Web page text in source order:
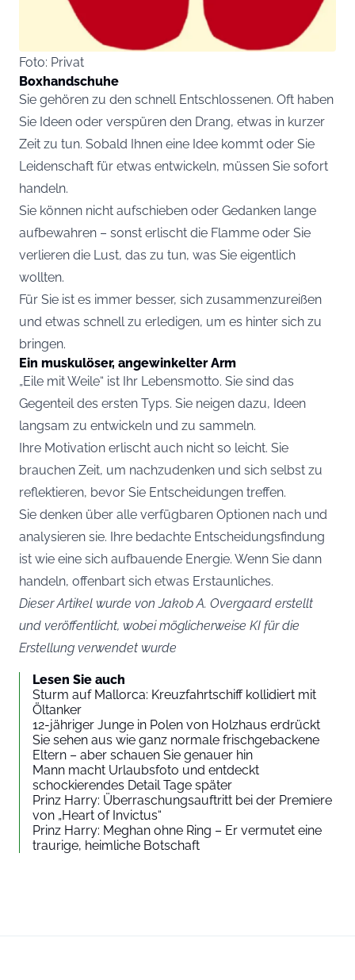
Foto: Privat
Boxhandschuhe
Sie gehören zu den schnell Entschlossenen. Oft haben
Sie Ideen oder verspüren den Drang, etwas in kurzer
Zeit zu tun. Sobald Ihnen eine Idee kommt oder Sie
Leidenschaft für etwas entwickeln, müssen Sie sofort
handeln.
Sie können nicht aufschieben oder Gedanken lange
aufbewahren – sonst erlischt die Flamme oder Sie
verlieren die Lust, das zu tun, was Sie eigentlich
wollten.
Für Sie ist es immer besser, sich zusammenzureißen
und etwas schnell zu erledigen, um es hinter sich zu
bringen.
Ein muskulöser, angewinkelter Arm
„Eile mit Weile“ ist Ihr Lebensmotto. Sie sind das
Gegenteil des ersten Typs. Sie neigen dazu, Ideen
langsam zu entwickeln und zu sammeln.
Ihre Motivation erlischt auch nicht so leicht. Sie
brauchen Zeit, um nachzudenken und sich selbst zu
reflektieren, bevor Sie Entscheidungen treffen.
Sie denken über alle verfügbaren Optionen nach und
analysieren sie. Ihre bedachte Entscheidungsfindung
ist wie eine sich aufbauende Energie. Wenn Sie dann
handeln, offenbart sich etwas Erstaunliches.
Dieser Artikel wurde von Jakob A. Overgaard erstellt
und veröffentlicht, wobei möglicherweise KI für die
Erstellung verwendet wurde
Lesen Sie auch
Sturm auf Mallorca: Kreuzfahrtschiff kollidiert mit
Öltanker
12-jähriger Junge in Polen von Holzhaus erdrückt
Sie sehen aus wie ganz normale frischgebackene
Eltern – aber schauen Sie genauer hin
Mann macht Urlaubsfoto und entdeckt
schockierendes Detail Tage später
Prinz Harry: Überraschungsauftritt bei der Premiere
von „Heart of Invictus“
Prinz Harry: Meghan ohne Ring – Er vermutet eine
traurige, heimliche Botschaft